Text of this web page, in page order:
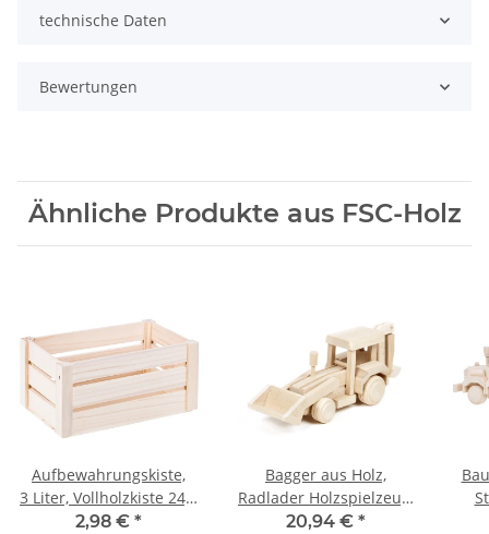
technische Daten
Bewertungen
Ähnliche Produkte aus FSC-Holz
Aufbewahrungskiste,
3 Liter, Vollholzkiste 24,5
x 14,5 x 12,5 cm
2,98 € *
Bagger aus Holz,
Radlader Holzspielzeug,
27 × 7 × 10 cm
20,94 € *